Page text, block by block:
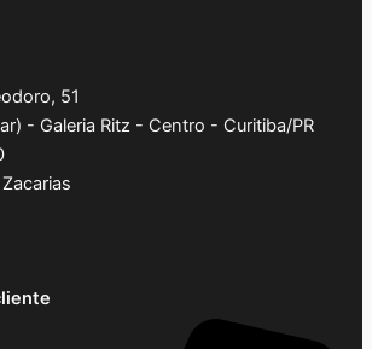
51
- Galeria Ritz - Centro - Curitiba/PR